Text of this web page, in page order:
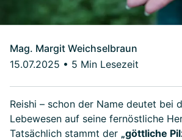
Mag. Margit Weichselbraun
15.07.2025 • 5 Min Lesezeit
Reishi – schon der Name deutet bei
Lebewesen auf seine fernöstliche
Tatsächlich stammt der „göttliche